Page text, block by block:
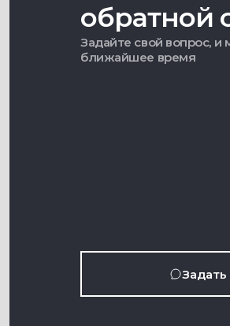
обратной
Задайте свой вопрос,
ближайшее время